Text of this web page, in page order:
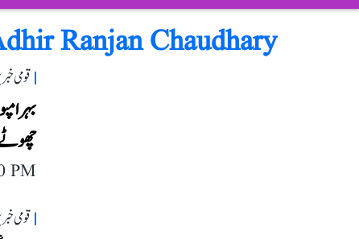
Ranjan Chaudhary
قومی
PM
قومی